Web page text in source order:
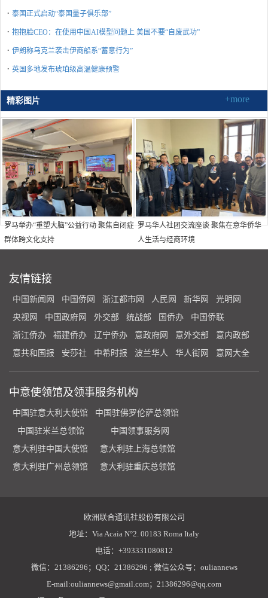
· 泰国正式启动“泰国量子俱乐部”
· 抱抱脸CEO：在使用中国AI模型问题上 美国不要“自废武功”
· 伊朗称乌克兰袭击伊商船系“蓄意行为”
· 英国多地发布琥珀级高温健康预警
精彩图片 +more
罗马举办“重塑大脑”公益行动 聚焦自闭症
群体跨文化支持
罗马华人社团交流座谈 聚焦在意华侨华
人生活与经商环境
友情链接
中国新闻网 中国侨网 浙江都市网 人民网 新华网
光明网
央视网
中国政府网 外交部 统战部 国侨办
中国侨联
浙江侨办
福建侨办 辽宁侨办 意政府网 意外交部
意内政部
意共和国报
安莎社 中希时报 波兰华人 华人街网 意网大全
中意使领馆及领事服务机构
中国驻意大利大使馆
中国驻佛罗伦萨总领馆
中国驻米兰总领馆
中国领事服务网
意大利驻中国大使馆
意大利驻上海总领馆
意大利驻广州总领馆
意大利驻重庆总领馆
欧洲联合通讯社股份有限公司
地址：Via Acaia N°2. 00183 Roma Italy
电话：+393331080812
微信：21386296；QQ：21386296 ; 微信公众号：ouliannews
E-mail:ouliannews@gmail.com；21386296@qq.com